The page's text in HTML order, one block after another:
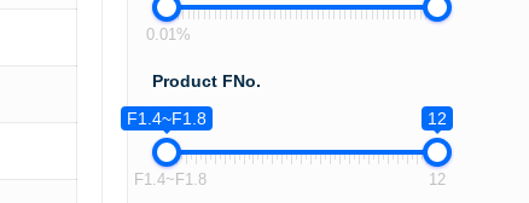
0.01%
Product FNo.
F1.4~F1.8
12
F1.4~F1.8 12